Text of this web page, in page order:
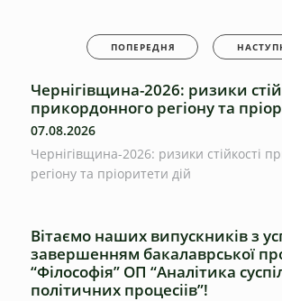
ПОПЕРЕДНЯ
Чернігівщина-2026: ризики
прикордонного регіону та
07.08.2026
Чернігівщина-2026: ризики стійкості
регіону та пріоритети дій
Вітаємо наших випускників з
завершенням бакалаврської
“Філософія” ОП “Аналітика
політичних процесіів”!